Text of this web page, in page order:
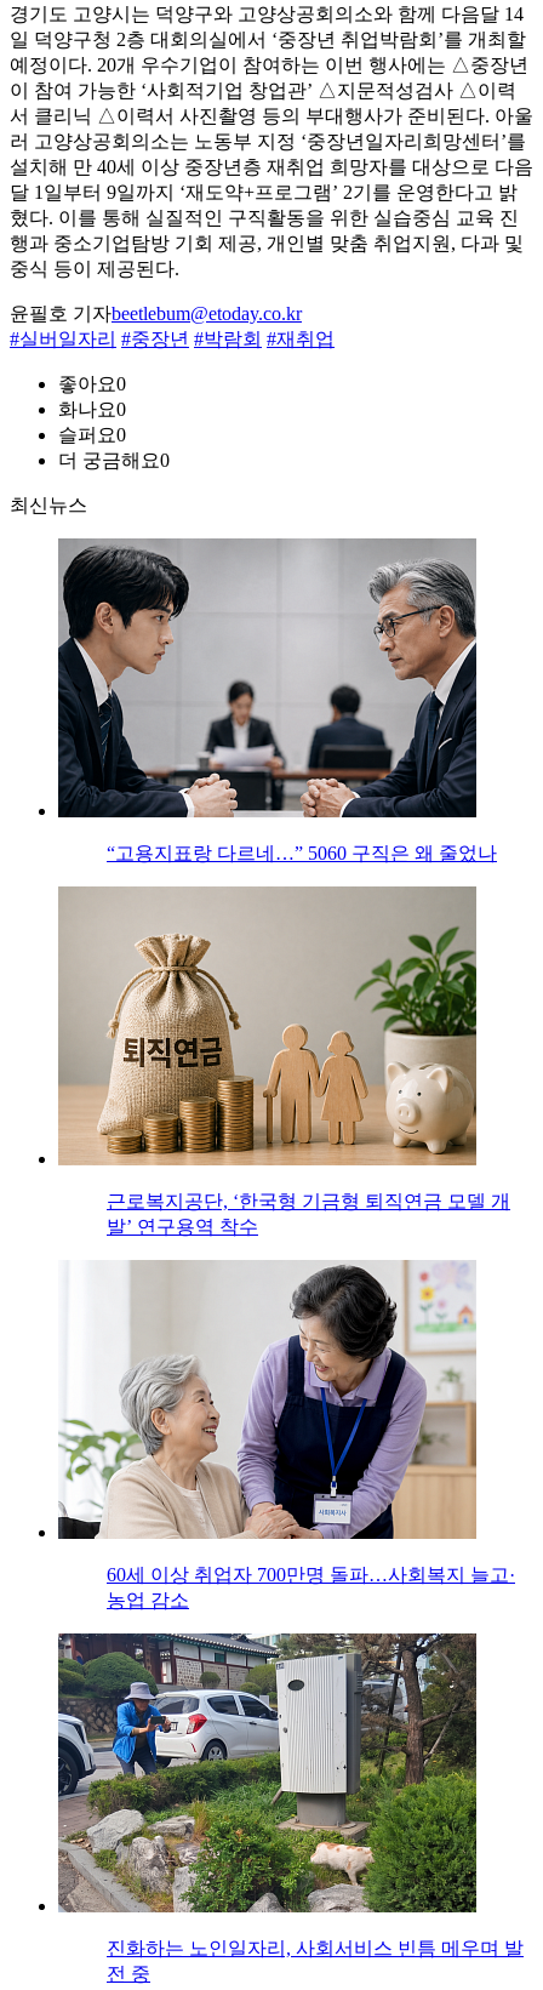
경기도 고양시는 덕양구와 고양상공회의소와 함께 다음달 14
일 덕양구청 2층 대회의실에서 ‘중장년 취업박람회’를 개최할
예정이다. 20개 우수기업이 참여하는 이번 행사에는 △중장년
이 참여 가능한 ‘사회적기업 창업관’ △지문적성검사 △이력
서 클리닉 △이력서 사진촬영 등의 부대행사가 준비된다. 아울
러 고양상공회의소는 노동부 지정 ‘중장년일자리희망센터’를
설치해 만 40세 이상 중장년층 재취업 희망자를 대상으로 다음
달 1일부터 9일까지 ‘재도약+프로그램’ 2기를 운영한다고 밝
혔다. 이를 통해 실질적인 구직활동을 위한 실습중심 교육 진
행과 중소기업탐방 기회 제공, 개인별 맞춤 취업지원, 다과 및
중식 등이 제공된다.
윤필호 기자beetlebum@etoday.co.kr
#실버일자리 #중장년 #박람회 #재취업
좋아요0
화나요0
슬퍼요0
더 궁금해요0
최신뉴스
“고용지표랑 다르네…” 5060 구직은 왜 줄었나
근로복지공단, ‘한국형 기금형 퇴직연금 모델 개
발’ 연구용역 착수
60세 이상 취업자 700만명 돌파…사회복지 늘고·
농업 감소
진화하는 노인일자리, 사회서비스 빈틈 메우며 발
전 중